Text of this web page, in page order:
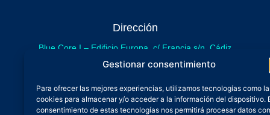
Gestionar consentimiento
Para ofrecer las mejores experiencias, utilizamos tecnologías como
cookies para almacenar y/o acceder a la información del dispositivo.
consentimiento de estas tecnologías nos permitirá procesar datos
Dirección
Blue Core I – Edificio Europa, c/ Francia s/n. Cádiz
sede provisional de Blue Core - Incubazul
próximamente.
Teléfono y Whatsapp